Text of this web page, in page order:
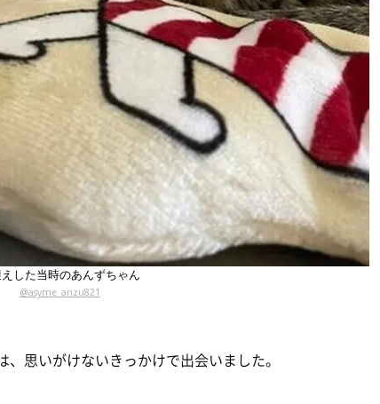
した当時のあんずちゃん
@asyme_anzu821
思いがけないきっかけで出会いました。